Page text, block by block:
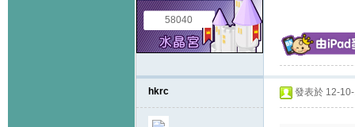
58040
hkrc 發表於 12-